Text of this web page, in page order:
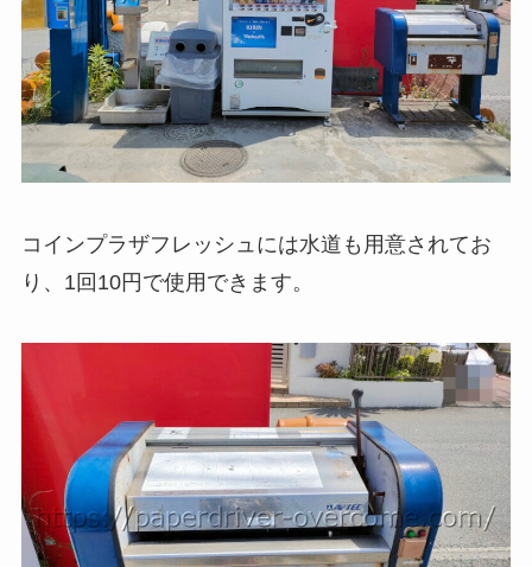
コインプラザフレッシュには水道も用意されてお
り、1回10円で使用できます。